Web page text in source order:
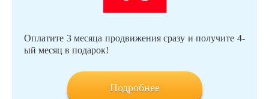
Оплатите 3 месяца продвижения сразу и получите 4-
ый месяц в подарок!
Подробнее